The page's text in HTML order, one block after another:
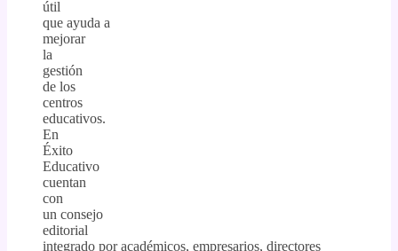
útil
que ayuda a
mejorar
la
gestión
de los
centros
educativos.
En
Éxito
Educativo
cuentan
con
un consejo
editorial
integrado por académicos, empresarios, directores